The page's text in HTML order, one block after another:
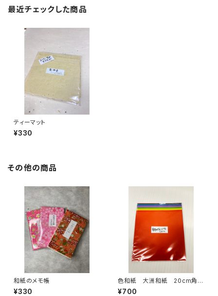
最近チェックした商品
ティーマット
¥330
その他の商品
和紙のメモ帳
¥330
色和紙 大洲和紙 20cm角
15枚入
¥700